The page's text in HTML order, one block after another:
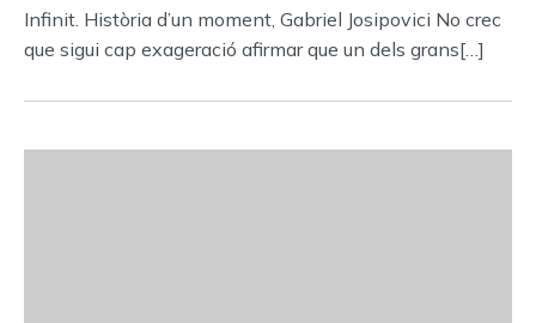
Infinit. Història d’un moment, Gabriel Josipovici No crec
que sigui cap exageració afirmar que un dels grans[…]